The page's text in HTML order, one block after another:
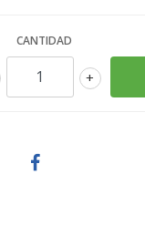
CANTIDAD
+